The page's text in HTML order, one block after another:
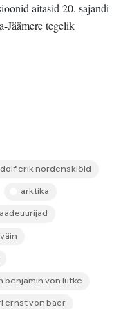
aitasid 20. sajandi
Jäämere tegelik
erik nordenskiöld
arktika
benjamin von lütke
ernst von baer